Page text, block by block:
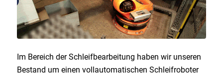
Im Bereich der Schleifbearbeitung haben wir unseren
Bestand um einen vollautomatischen Schleifroboter